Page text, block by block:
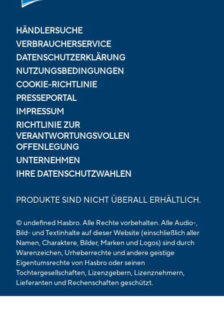
HÄNDLERSUCHE
VERBRAUCHERSERVICE
DATENSCHUTZERKLÄRUNG
NUTZUNGSBEDINGUNGEN
COOKIE-RICHTLINIE
PRESSEPORTAL
IMPRESSUM
RICHTLINIE ZUR
VERANTWORTUNGSVOLLEN
OFFENLEGUNG
UNTERNEHMEN
IHRE DATENSCHUTZWAHLEN
PRODUKTE SIND NICHT ÜBERALL ERHÄLTLICH.
© undefined Hasbro. Alle Rechte vorbehalten. Alle Audio-,
Bild- und Textinhalte auf dieser Website (einschließlich aller
Namen, Charaktere, Bilder, Marken und Logos) sind durch
Warenzeichen, Urheberrechte und andere geistige
Eigentumsrechte von Hasbro oder seinen
Tochtergesellschaften, Lizenzgebern, Lizenznehmern,
Lieferanten und Rechenschaften geschützt.